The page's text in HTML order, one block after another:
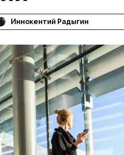
Иннокентий Радыгин